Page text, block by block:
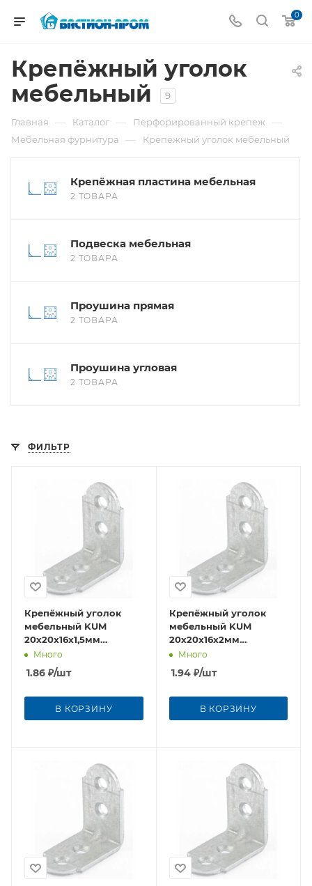
0
Крепёжный уголок
мебельный
9
Главная — Каталог — Перфорированный крепеж —
Мебельная фурнитура — Крепёжный уголок мебельный
Крепёжная пластина мебельная
2 ТОВАРА
Подвеска мебельная
2 ТОВАРА
Проушина прямая
2 ТОВАРА
Проушина угловая
2 ТОВАРА
ФИЛЬТР
Крепёжный уголок
мебельный KUM
20x20x16x1,5мм
оцинкованная сталь
Много
1.86 ₽/шт
В КОРЗИНУ
Крепёжный уголок
мебельный KUM
20x20x16x2мм
оцинкованная сталь
Много
1.94₽/шт
В КОРЗИНУ